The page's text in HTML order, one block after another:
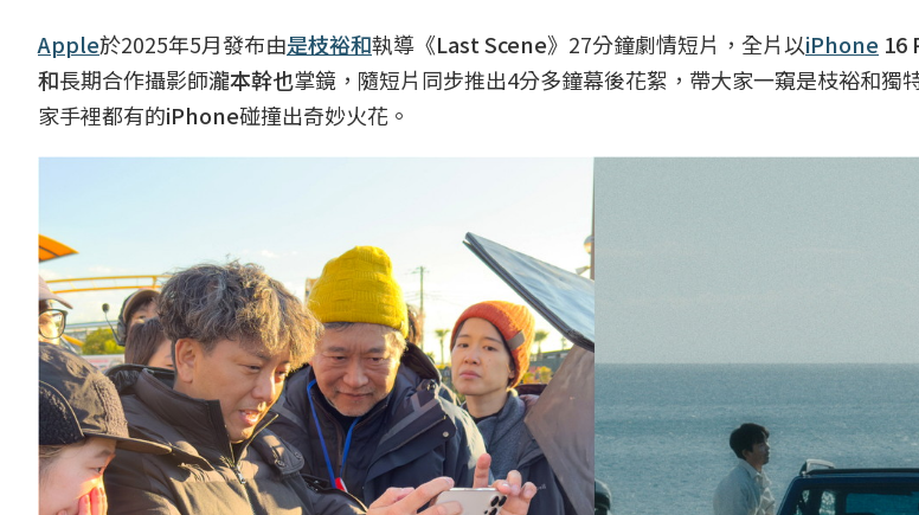
Apple於2025年5月發布由是枝裕和執導《Last Scene》27分鐘劇情短片，全片以iPhone 16
和長期合作攝影師瀧本幹也掌鏡，隨短片同步推出4分多鐘幕後花絮，帶大家一窺是枝裕和獨
家手裡都有的iPhone碰撞出奇妙火花。